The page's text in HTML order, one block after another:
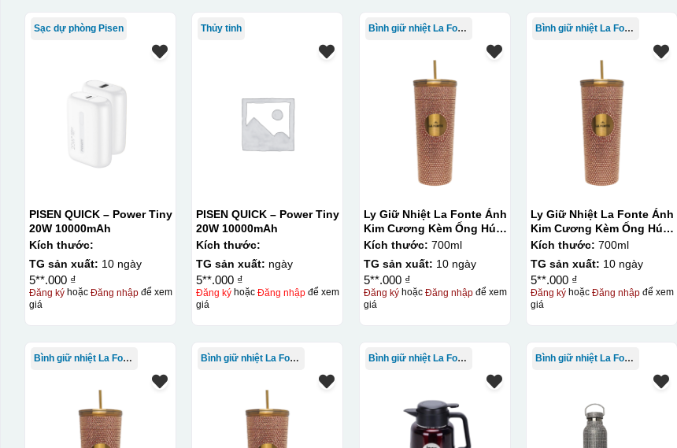
Sạc dự phòng Pisen
PISEN QUICK – Power Tiny
20W 10000mAh
Kích thước:
TG sản xuất: 10 ngày
5**.000 ₫
Đăng kýhoặc Đăng nhậpđể xem
giá
Thủy tinh
PISEN QUICK – Power Tiny
20W 10000mAh
Kích thước:
TG sản xuất: ngày
5**.000 ₫
Đăng ký hoặcĐăng nhập để xem
giá
Bình giữ nhiệt La Fonte
Ly Giữ Nhiệt La Fonte Ánh
Kim Cương Kèm Ống Hút-
700 ml-014687-GOL
Kích thước: 700ml
TG sản xuất: 10 ngày
5**.000 ₫
Đăng kýhoặc Đăng nhậpđể xem
giá
Bình giữ nhiệt La Fonte
Ly Giữ Nhiệt La Fonte Ánh
Kim Cương Kèm Ống Hút-
700 ml-014687-GOL
Kích thước: 700ml
TG sản xuất: 10 ngày
5**.000 ₫
Đăng ký hoặcĐăng nhập để xem
giá
Bình giữ nhiệt La Fonte Bình giữ nhiệt La Fonte Bình giữ nhiệt La Fonte Bình giữ nhiệt La Fonte